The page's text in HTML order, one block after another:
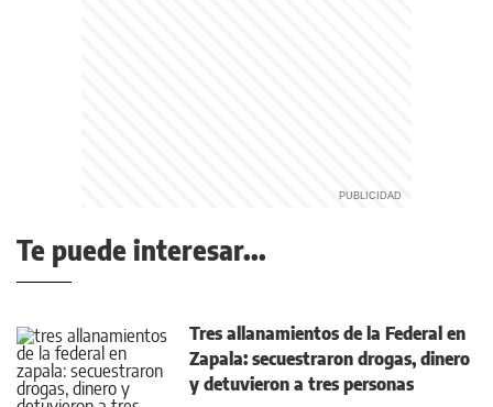
Te puede interesar...
Tres allanamientos de la Federal en
Zapala: secuestraron drogas, dinero
y detuvieron a tres personas